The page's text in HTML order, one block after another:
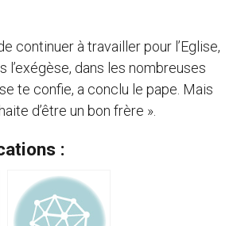
continuer à travailler pour l’Eglise,
l’exégèse, dans les nombreuses
te confie, a conclu le pape. Mais
d’être un bon frère ».
: